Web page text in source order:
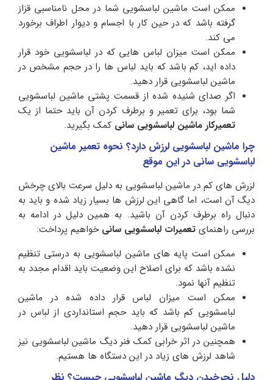
ممکن است ماشین لباسشویی شما در محل نامناسبی قزاز
گرفته باشد که در حین کار با اجسام و دیوار اطراف برخورد
می کند.
ممکن است میزان لباس هایی که در لباسشویی خود قرار
داده اید، کم باشد که باید لباس ها را در حجم مشخص در
ماشین لباسشویی قرار دهید.
اگر صدای شنیده شده از قسمت پشتی ماشین لباسشویی
شما بود، برای تعمیر و برطرف کردن آن باید حتما از یک
تعمیرکار ماشین لباسشویی سانی کمک بگیرید.
چرا ماشین لباسشویی لرزش دارد؟ نحوه تعمیر ماشین
لباسشویی سانی در این موقع
لزرش های کم در ماشین لباسشویی به دلیل سرعت بالای چرخش
دیگ آن است، اما گاهی این لرزش ها بسیار زیاد شده و باید به
دنبال راه برطرف کردن آن باشید. به همین دلیل در ادامه به
بررسی راهنمای تعمیرات لباسشویی سانی خواهیم پرداخت:
ممکن است پایه های ماشین لباسشویی به درستی تنظیم
نشده باشد که برای اصلاح این وضعیت باید اقدام مجدد به
تنظیم آنها نمود.
ممکن است میزان لباس قرار داده شده در ماشین
لباسشویی کم باشد که باید حجم استانداردی از لباس در
ماشین لباسشویی قرار دهید.
همچنین در اثر خرابی کمک فنر دیگ ماشین لباسشویی نیز
شاهد لرزش های زیاد در این دستگاه ها هستیم.